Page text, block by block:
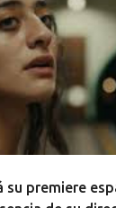
su premiere